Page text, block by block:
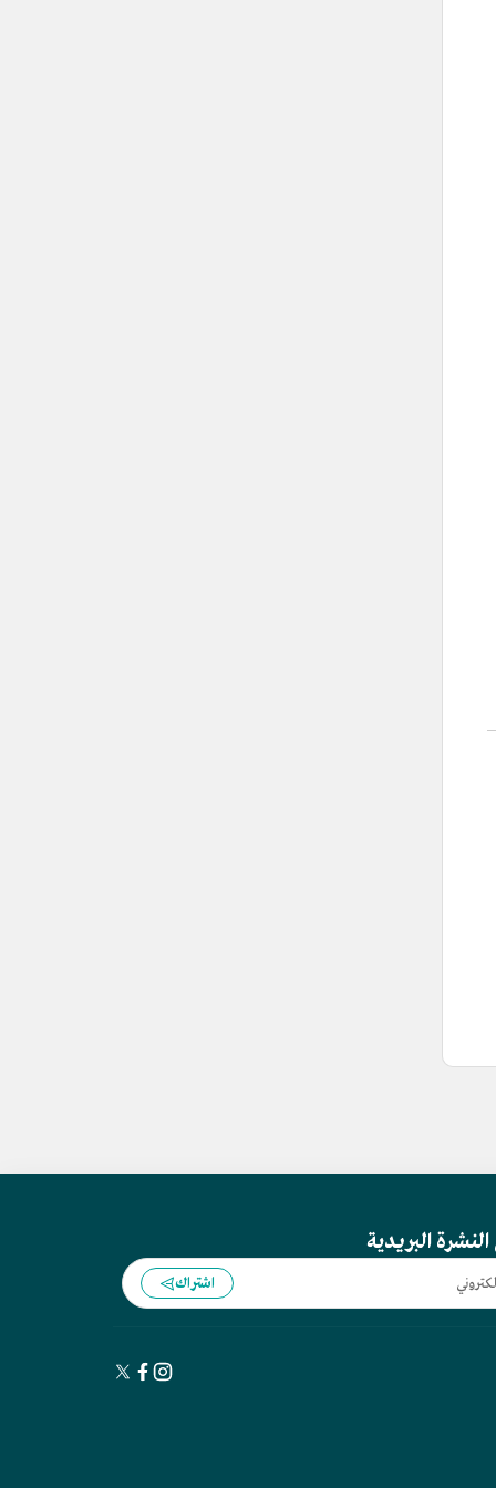
البريدية
اشتراك